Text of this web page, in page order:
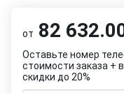
от 82
Оставьте номер
стоимости заказа +
скидки до 20%